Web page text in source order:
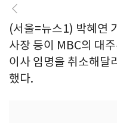
(서울=뉴스1) 박혜연
사장 등이 MBC의 대
이사 임명을 취소해달
했다.